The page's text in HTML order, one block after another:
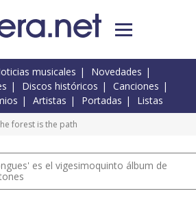
musicales
Novedades
Discos históricos
Canciones
Artistas Portadas Listas
forest is the path
es el vigesimoquinto álbum de